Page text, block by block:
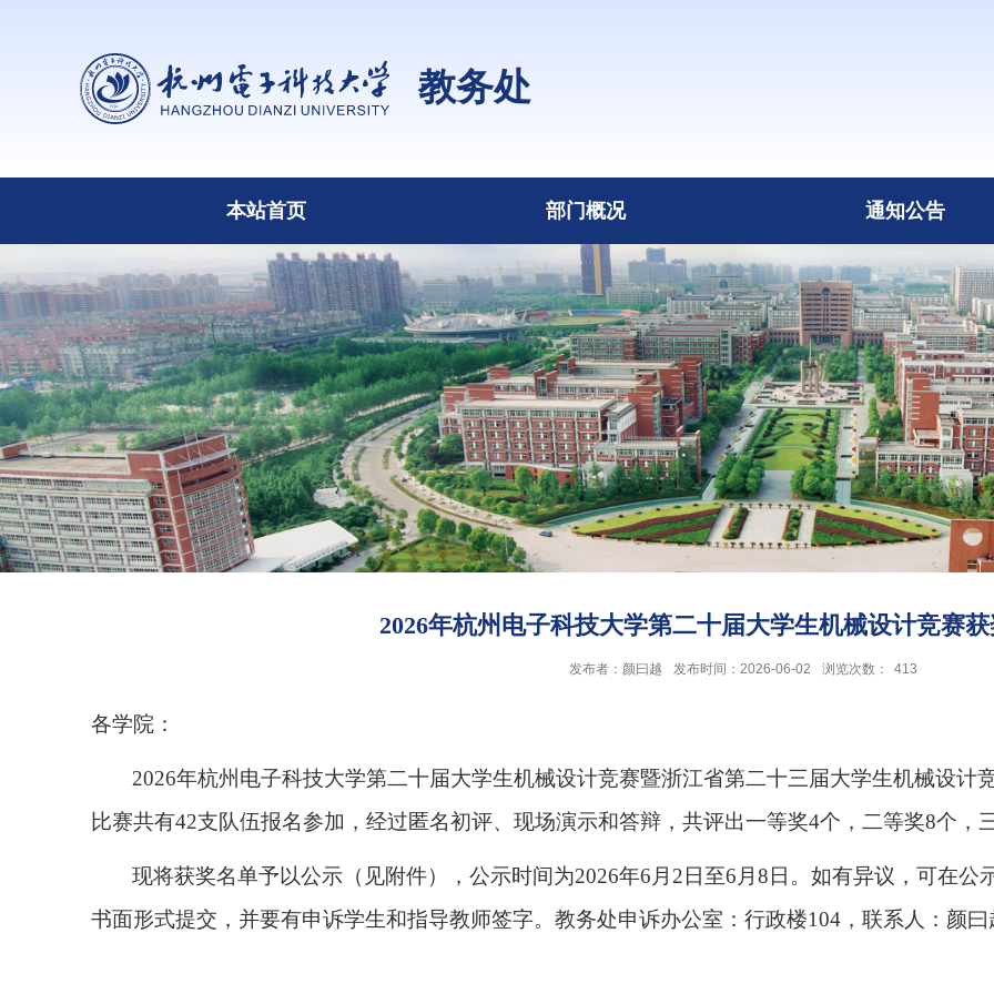
教务处
本站首页 部门概况 通知公告
2026年杭州电子科技大学第二十届大学生机械设计竞赛
发布者：颜曰越 发布时间：2026-06-02 浏览次数： 413
各学院：
2026年杭州电子科技大学第二十届大学生机械设计竞赛暨浙江省第二十三届大学生机械设计
比赛共有42支队伍报名参加，经过匿名初评、现场演示和答辩，共评出一等奖4个，二等奖8个，
现将获奖名单予以公示（见附件），公示时间为2026年6 月 2日至6 月8日。如有异议，可在公
书面形式提交，并要有申诉学生和指导教师签字。教务处申诉办公室：行政楼104 ，联系人：颜